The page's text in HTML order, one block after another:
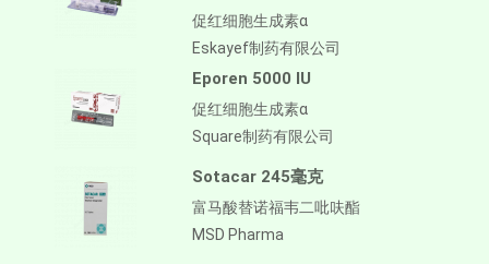
促红细胞生成素α
Eskayef制药有限公司
Eporen 5000 IU
促红细胞生成素α
Square制药有限公司
Sotacar 245毫克
富马酸替诺福韦二吡呋酯
MSD Pharma